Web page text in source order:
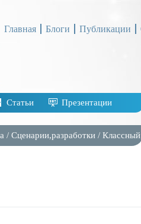
Главная Блоги Публикации
Статьи Презентации
/ Сценарии,разработки / Классный